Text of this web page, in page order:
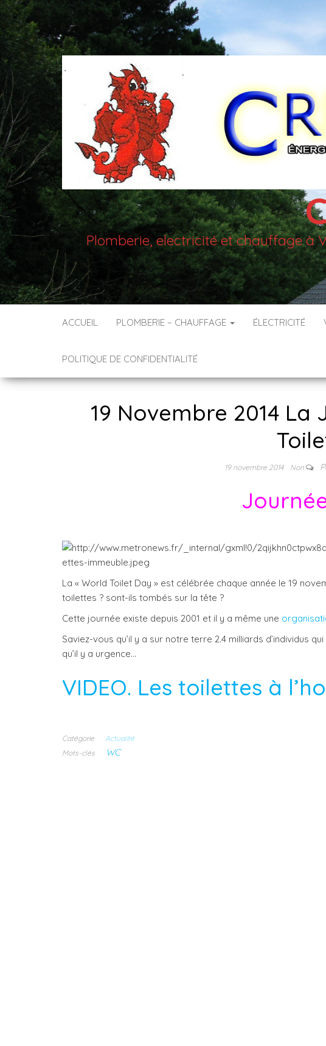
Plomberie, electricité et chauffage à
ACCUEIL PLOMBERIE – CHAUFFAGE ÉLECTRICITÉ
POLITIQUE DE CONFIDENTIALITÉ
19 Novembre 2014
19 novembre 2014 Non
La « World Toilet Day » est célébrée chaque année le 19
toilettes ? sont-ils tombés sur la tête ?
Cette journée existe depuis 2001 et il y a même une
Saviez-vous qu’il y a sur notre terre 2.4 milliards d’individus
qu’il y a urgence…
VIDEO. Les toilettes à
Catégorie
Actualité
Mots-clés
WC